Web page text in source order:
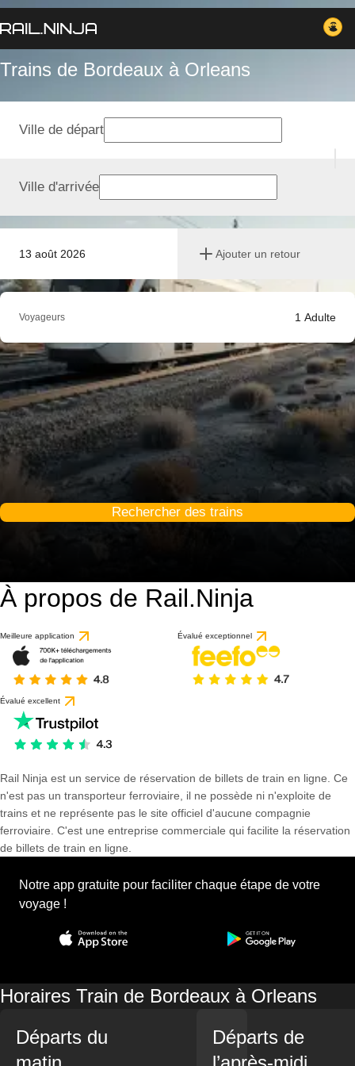
Trains de Bordeaux à Orleans
13 août 2026 Ajouter un retour
Ville de départ
Ville d'arrivée
Voyageurs 1 Adulte
Rechercher des trains
À propos de Rail.Ninja
Meilleure application Évalué exceptionnel
Évalué excellent
Rail Ninja est un service de réservation de billets de train en ligne. Ce
n'est pas un transporteur ferroviaire, il ne possède ni n'exploite de
trains et ne représente pas le site officiel d'aucune compagnie
ferroviaire. C'est une entreprise commerciale qui facilite la réservation
de billets de train en ligne.
Notre app gratuite pour faciliter chaque étape de votre
voyage !
Horaires Train de Bordeaux à Orleans
Départs du
Départs de